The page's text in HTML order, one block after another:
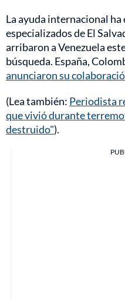
La ayuda internacional ha
especializados de El
arribaron a Venezuela
búsqueda. España,
anunciaron su
(Lea también: Periodista
que vivió durante
destruido").